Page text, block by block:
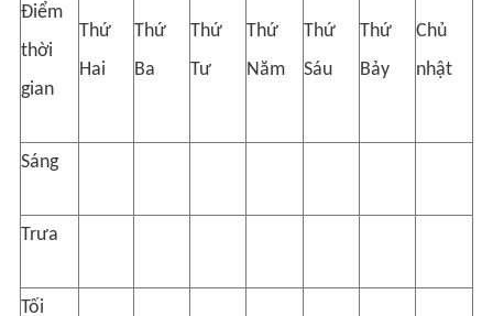
Điểm
thời
gian
Thứ
Hai
Thứ
Ba
Thứ
Tư
Thứ
Năm
Thứ
Sáu
Thứ
Bảy
Chủ
nhật
Sáng
Trưa
Tối